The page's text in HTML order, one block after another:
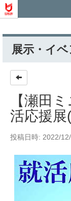
展示・イベ
【瀬田
活応援展
投稿日時: 2022/